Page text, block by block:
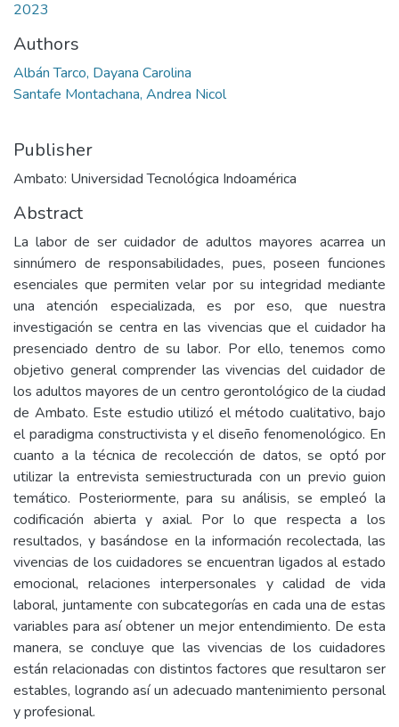
2023
Authors
Albán Tarco, Dayana Carolina
Santafe Montachana, Andrea Nicol
Publisher
Ambato: Universidad Tecnológica Indoamérica
Abstract
La labor de ser cuidador de adultos mayores acarrea un
sinnúmero de responsabilidades, pues, poseen funciones
esenciales que permiten velar por su integridad mediante
una atención especializada, es por eso, que nuestra
investigación se centra en las vivencias que el cuidador ha
presenciado dentro de su labor. Por ello, tenemos como
objetivo general comprender las vivencias del cuidador de
los adultos mayores de un centro gerontológico de la ciudad
de Ambato. Este estudio utilizó el método cualitativo, bajo
el paradigma constructivista y el diseño fenomenológico. En
cuanto a la técnica de recolección de datos, se optó por
utilizar la entrevista semiestructurada con un previo guion
temático. Posteriormente, para su análisis, se empleó la
codificación abierta y axial. Por lo que respecta a los
resultados, y basándose en la información recolectada, las
vivencias de los cuidadores se encuentran ligados al estado
emocional, relaciones interpersonales y calidad de vida
laboral, juntamente con subcategorías en cada una de estas
variables para así obtener un mejor entendimiento. De esta
manera, se concluye que las vivencias de los cuidadores
están relacionadas con distintos factores que resultaron ser
estables, logrando así un adecuado mantenimiento personal
y profesional.